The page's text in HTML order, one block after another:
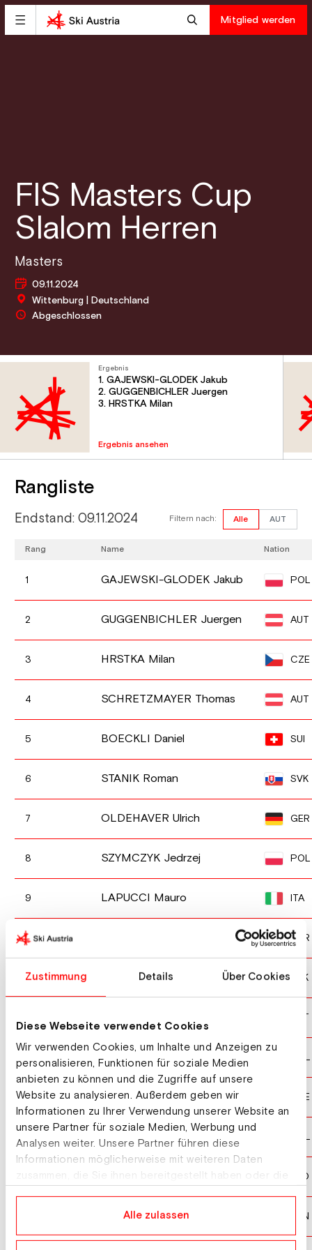
Zustimmung Details Über Cookies
Diese Webseite verwendet Cookies
Wir verwenden Cookies, um Inhalte und Anzeigen zu
personalisieren, Funktionen für soziale Medien
anbieten zu können und die Zugriffe auf unsere
Website zu analysieren. Außerdem geben wir
Informationen zu Ihrer Verwendung unserer Website an
unsere Partner für soziale Medien, Werbung und
Analysen weiter. Unsere Partner führen diese
Informationen möglicherweise mit weiteren Daten
zusammen, die Sie ihnen bereitgestellt haben oder die
Alle zulassen
Mitglied werden
FIS Masters Cup
Slalom Herren
Masters
09.11.2024
Wittenburg | Deutschland
Abgeschlossen
Ergebnis
1. GAJEWSKI-GLODEK Jakub
2. GUGGENBICHLER Juergen
3. HRSTKA Milan
Ergebnis ansehen
Rangliste
Endstand: 09.11.2024 Filtern nach: Alle AUT
Rang Name Nation
1 GAJEWSKI-GLODEK Jakub POL
2 GUGGENBICHLER Juergen AUT
3 HRSTKA Milan CZE
4 SCHRETZMAYER Thomas AUT
5 BOECKLI Daniel SUI
6 STANIK Roman SVK
7 OLDEHAVER Ulrich GER
8 SZYMCZYK Jedrzej POL
9 LAPUCCI Mauro ITA
10 GER
11 AMBROS Dusan SVK
AUT
NAJDZIONEK Daniel POL
14 CUDA Radek CZE
15 HEJNAR Marcin POL
BOROVINSEK Samuel SLO
BAN Yuri JPN